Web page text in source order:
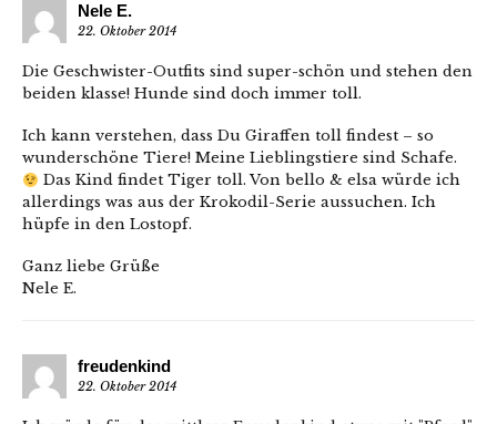
Nele E.
22. Oktober 2014
Die Geschwister-Outfits sind super-schön und stehen den
beiden klasse! Hunde sind doch immer toll.
Ich kann verstehen, dass Du Giraffen toll findest – so
wunderschöne Tiere! Meine Lieblingstiere sind Schafe.
Das Kind findet Tiger toll. Von bello & elsa würde ich
allerdings was aus der Krokodil-Serie aussuchen. Ich
hüpfe in den Lostopf.
Ganz liebe Grüße
Nele E.
freudenkind
22. Oktober 2014